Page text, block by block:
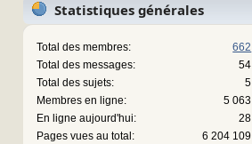
Statistiques générales
Total des membres:
662
Total des messages:
54
Total des sujets:
5
Membres en ligne:
5 063
En ligne aujourd'hui:
28
Pages vues au total:
6 204 109